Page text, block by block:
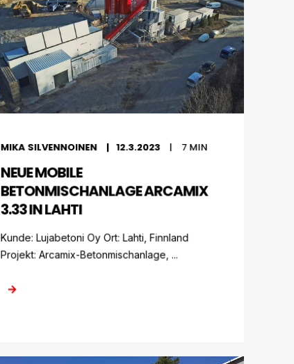
MIKA SILVENNOINEN 12.3.2023 7 MIN
NEUE MOBILE
BETONMISCHANLAGE ARCAMIX
3.33 IN LAHTI
Kunde: Lujabetoni Oy Ort: Lahti, Finnland
Projekt: Arcamix-Betonmischanlage, ...